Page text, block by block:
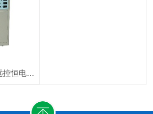
PC-1B多路远传远控恒电位仪